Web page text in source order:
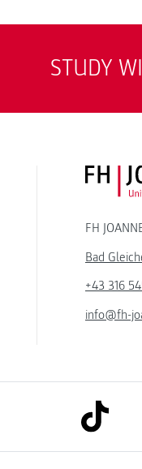
STUDY
FH
Bad
+43 316
info@fh-
linkedin link to